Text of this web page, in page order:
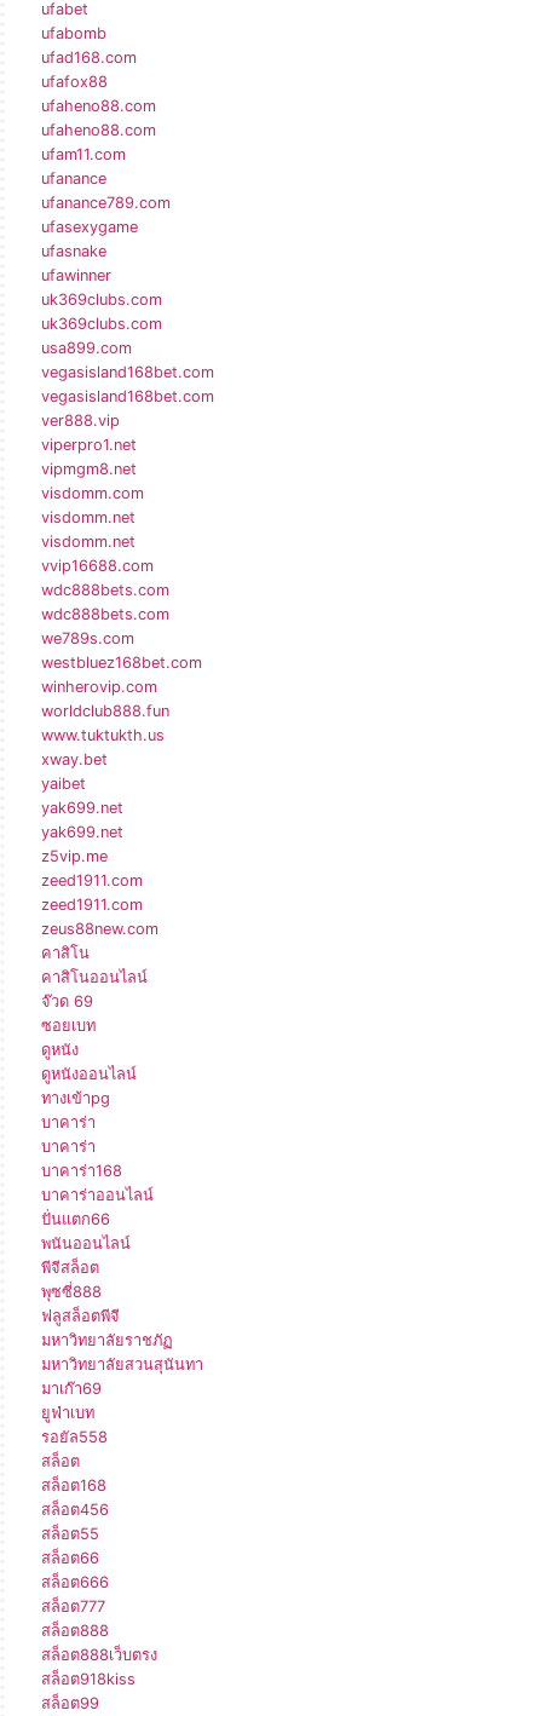
ufabet
ufabomb
ufad168.com
ufafox88
ufaheno88.com
ufaheno88.com
ufam11.com
ufanance
ufanance789.com
ufasexygame
ufasnake
ufawinner
uk369clubs.com
uk369clubs.com
usa899.com
vegasisland168bet.com
vegasisland168bet.com
ver888.vip
viperpro1.net
vipmgm8.net
visdomm.com
visdomm.net
visdomm.net
vvip16688.com
wdc888bets.com
wdc888bets.com
we789s.com
westbluez168bet.com
winherovip.com
worldclub888.fun
www.tuktukth.us
xway.bet
yaibet
yak699.net
yak699.net
z5vip.me
zeed1911.com
zeed1911.com
zeus88new.com
คาสิโน
คาสิโนออนไลน์
จ๊วด 69
ซอยเบท
ดูหนัง
ดูหนังออนไลน์
ทางเข้าpg
บาคาร่า
บาคาร่า
บาคาร่า168
บาคาร่าออนไลน์
ปั่นแตก66
พนันออนไลน์
พีจีสล็อต
พุซซี่888
ฟลูสล็อตพีจี
มหาวิทยาลัยราชภัฏ
มหาวิทยาลัยสวนสุนันทา
มาเก๊า69
ยูฟ่าเบท
รอยัล558
สล็อต
สล็อต168
สล็อต456
สล็อต55
สล็อต66
สล็อต666
สล็อต777
สล็อต888
สล็อต888เว็บตรง
สล็อต918kiss
สล็อต99